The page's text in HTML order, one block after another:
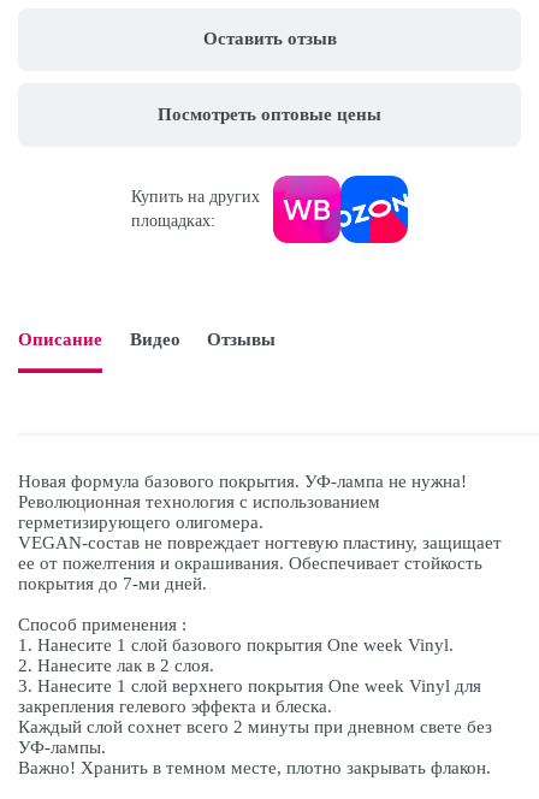
Оставить отзыв
Посмотреть оптовые цены
Купить на других
площадках:
Описание Видео Отзывы
Новая формула базового покрытия. УФ-лампа не нужна!
Революционная технология с использованием
герметизирующего олигомера.
VEGAN-состав не повреждает ногтевую пластину, защищает
ее от пожелтения и окрашивания. Обеспечивает стойкость
покрытия до 7-ми дней.
Способ применения :
1. Нанесите 1 слой базового покрытия One week Vinyl.
2. Нанесите лак в 2 слоя.
3. Нанесите 1 слой верхнего покрытия One week Vinyl для
закрепления гелевого эффекта и блеска.
Каждый слой сохнет всего 2 минуты при дневном свете без
УФ-лампы.
Важно! Хранить в темном месте, плотно закрывать флакон.